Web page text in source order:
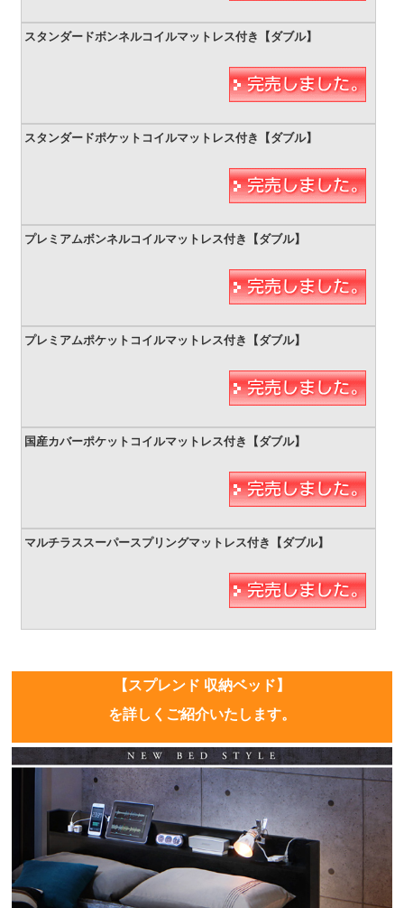
【スプレンド 収納ベッド】
を詳しくご紹介いたします。